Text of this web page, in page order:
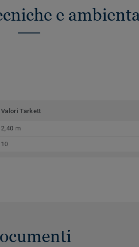
e
Valori Tarkett
2,40 m
10